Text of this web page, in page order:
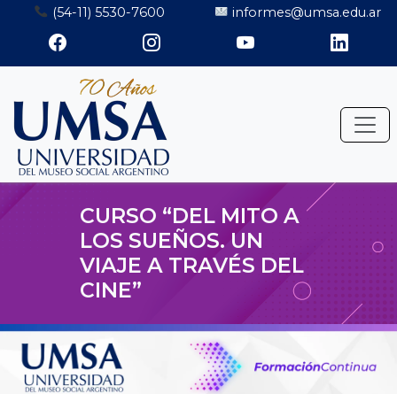
Saltar
contenido
(54-11) 5530-7600 informes@umsa.edu.ar
CURSO “DEL MITO A
LOS SUEÑOS. UN
VIAJE A TRAVÉS DEL
CINE”